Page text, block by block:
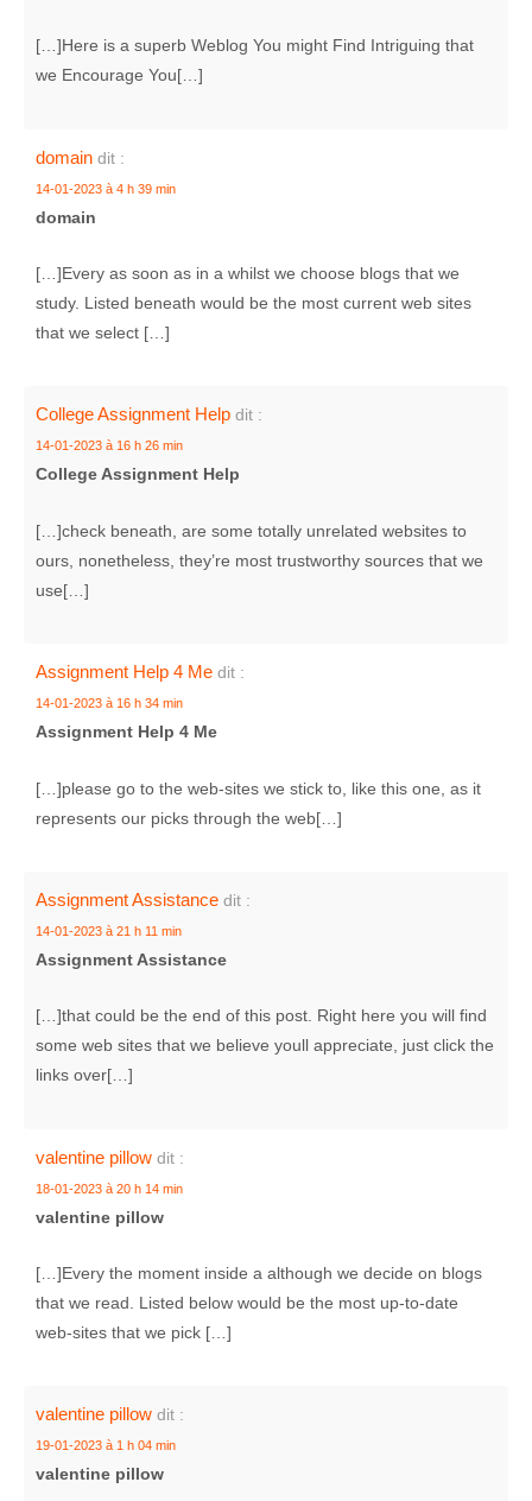
[…]Here is a superb Weblog You might Find Intriguing that
we Encourage You[…]
domain dit :
14-01-2023 à 4 h 39 min
domain
[…]Every as soon as in a whilst we choose blogs that we
study. Listed beneath would be the most current web sites
that we select […]
College Assignment Help dit :
14-01-2023 à 16 h 26 min
College Assignment Help
[…]check beneath, are some totally unrelated websites to
ours, nonetheless, they’re most trustworthy sources that we
use[…]
Assignment Help 4 Me dit :
14-01-2023 à 16 h 34 min
Assignment Help 4 Me
[…]please go to the web-sites we stick to, like this one, as it
represents our picks through the web[…]
Assignment Assistance dit :
14-01-2023 à 21 h 11 min
Assignment Assistance
[…]that could be the end of this post. Right here you will find
some web sites that we believe youll appreciate, just click the
links over[…]
valentine pillow dit :
18-01-2023 à 20 h 14 min
valentine pillow
[…]Every the moment inside a although we decide on blogs
that we read. Listed below would be the most up-to-date
web-sites that we pick […]
valentine pillow dit :
19-01-2023 à 1 h 04 min
valentine pillow